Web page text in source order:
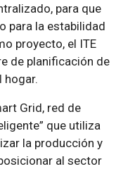
para que
para la estabilidad
proyecto, el ITE
de planificación de
hogar.
Grid, red de
que utiliza
la producción y
al sector